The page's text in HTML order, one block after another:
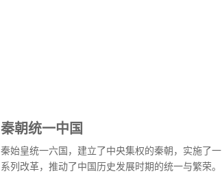
秦朝统一中国
秦始皇统一六国，建立了中央集权的秦朝，实施了一
系列改革，推动了中国历史发展时期的统一与繁荣。